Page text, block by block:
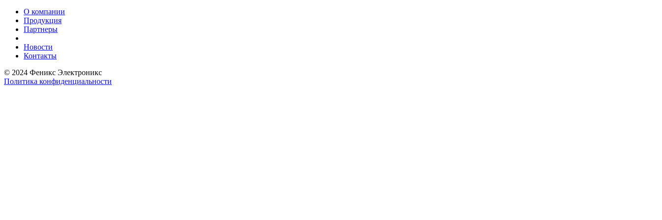
О компании
Продукция
Партнеры
Новости
Контакты
© 2024 Феникс Электроникс
Политика конфиденциальности